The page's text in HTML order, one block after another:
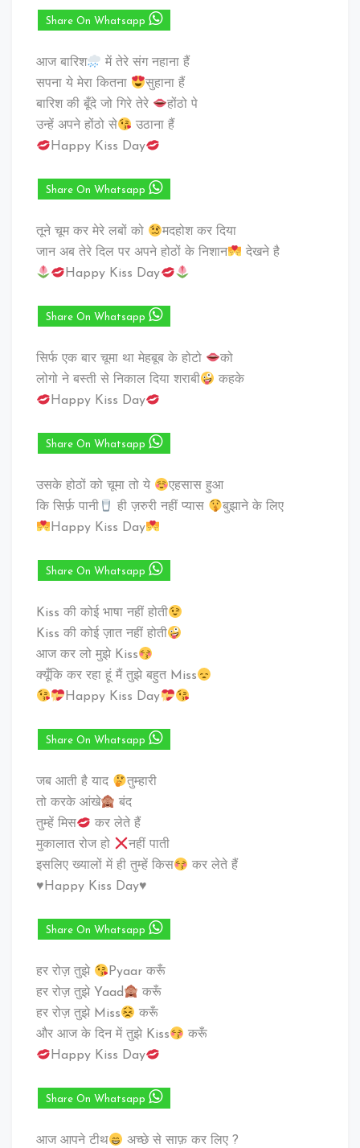
Share On Whatsapp
आज बारिश
में तेरे संग नहाना हैं
सपना ये मेरा कितना
सुहाना हैं
बारिश की बूँदे जो गिरे तेरे
होंठो पे
उन्हें अपने होंठो से
उठाना हैं
Happy Kiss Day
Share On Whatsapp
तूने चूम कर मेरे लबों को
मदहोश कर दिया
जान अब तेरे दिल पर अपने होठों के निशान
देखने है
Happy Kiss Day
Share On Whatsapp
सिर्फ एक बार चूमा था मेहबूब के होटो
को
लोगो ने बस्ती से निकाल दिया शराबी
कहके
Happy Kiss Day
Share On Whatsapp
उसके होठों को चूमा तो ये
एहसास हुआ
कि सिर्फ़ पानी
ही ज़रुरी नहीं प्यास
बुझाने के लिए
Happy Kiss Day
Share On Whatsapp
Kiss की कोई भाषा नहीं होती
Kiss की कोई ज़ात नहीं होती
आज कर लो मुझे Kiss
क्यूँकि कर रहा हूं मैं तुझे बहुत Miss
Happy Kiss Day
Share On Whatsapp
जब आती है याद
तुम्हारी
तो करके आंखे
बंद
तुम्हें मिस
कर लेते हैं
मुकालात रोज हो
नहीं पाती
इसलिए ख्यालों में ही तुम्हें किस
कर लेते हैं
♥️Happy Kiss Day♥️
Share On Whatsapp
हर रोज़ तुझे
Pyaar करूँ
हर रोज़ तुझे Yaad
करूँ
हर रोज़ तुझे Miss
करूँ
और आज के दिन में तुझे Kiss
करूँ
Happy Kiss Day
Share On Whatsapp
आज आपने टीथ
अच्छे से साफ़ कर लिए ?